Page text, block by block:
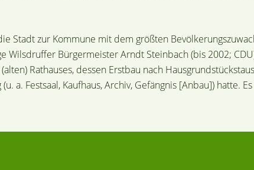
zur Kommune mit dem größten
Bürgermeister Arndt Steinbach (bis 2002;
Rathauses, dessen Erstbau nach
Festsaal, Kaufhaus, Archiv, Gefängnis [Anbau]) hatte.